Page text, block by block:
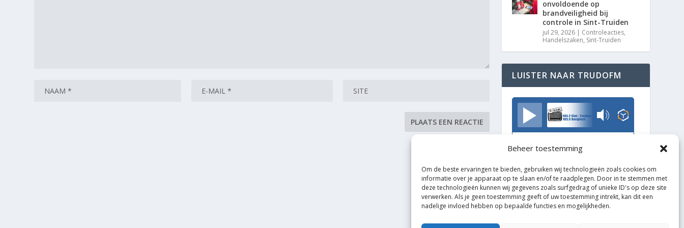
Beheer toestemming
Om de beste ervaringen te bieden, gebruiken wij technologieën zoals cookies om
informatie over je apparaat op te slaan en/of te raadplegen. Door in te stemmen met
deze technologieën kunnen wij gegevens zoals surfgedrag of unieke ID's op deze site
verwerken. Als je geen toestemming geeft of uw toestemming intrekt, kan dit een
nadelige invloed hebben op bepaalde functies en mogelijkheden.
onvoldoende op
brandveiligheid bij
controle in Sint-Truiden
jul 29, 2026 | Controleacties,
Handelszaken, Sint-Truiden
LUISTER NAAR TRUDOFM
TrudoFM